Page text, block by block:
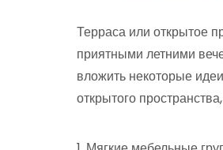
Терраса или открытое
приятными летними
вложить некоторые
открытого